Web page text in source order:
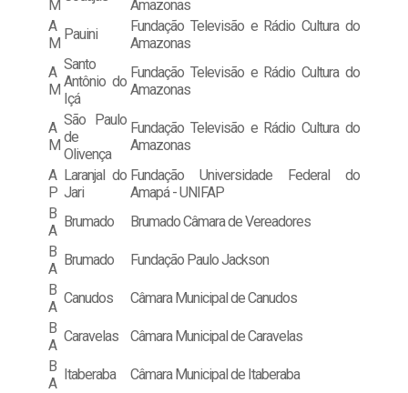
M
Amazonas
A
M
Pauini
Fundação Televisão e Rádio Cultura do
Amazonas
A
M
Santo
Antônio do
Içá
Fundação Televisão e Rádio Cultura do
Amazonas
A
M
São Paulo
de
Olivença
Fundação Televisão e Rádio Cultura do
Amazonas
A
P
Laranjal do
Jari
Fundação Universidade Federal do
Amapá - UNIFAP
B
A
Brumado
Brumado Câmara de Vereadores
B
A
Brumado
Fundação Paulo Jackson
B
A
Canudos
Câmara Municipal de Canudos
B
A
Caravelas
Câmara Municipal de Caravelas
B
A
Itaberaba Câmara Municipal de Itaberaba